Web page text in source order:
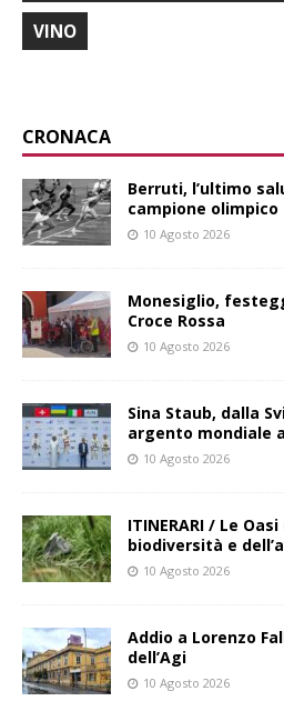
VINO
CRONACA
Berruti, l’ultimo
campione olimpico
10 Agosto 2026
Monesiglio,
Croce Rossa
10 Agosto 2026
Sina Staub, dalla
argento mondiale
10 Agosto 2026
ITINERARI / Le
biodiversità e
10 Agosto 2026
Addio a Lorenzo
dell’Agi
10 Agosto 2026